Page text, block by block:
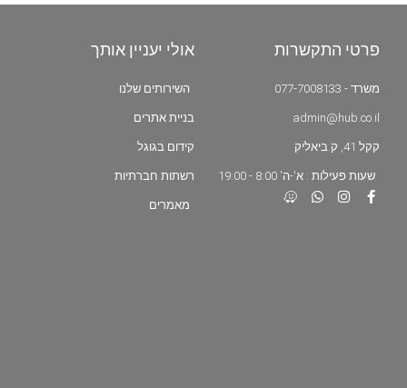
פרטי התקשרות
משרד - 077-7008133
admin@hub.co.il
קקל 41, ק.ביאליק
שעות פעילות : א'-ה' 8:00 - 19:00
אולי יעניין אותך
השירותים שלנו
בניית אתרים
קידום בגוגל
רשתות חברתיות
מאמרים